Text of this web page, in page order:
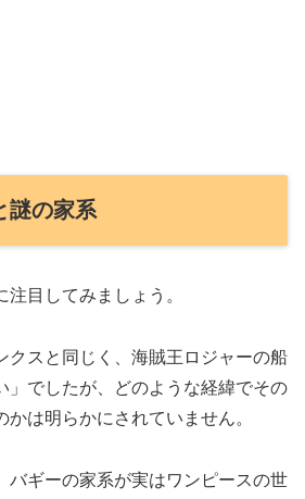
謎の家系
目してみましょう。
クスと同じく、海賊王ロジャーの船
」でしたが、どのような経緯でその
は明らかにされていません。
バギーの家系が実はワンピースの世